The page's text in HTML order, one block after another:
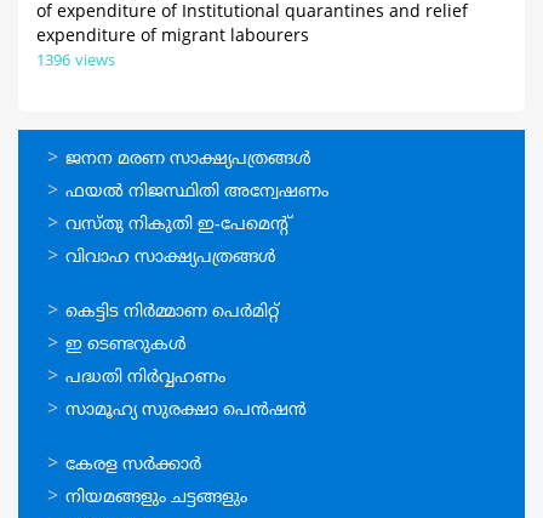
of expenditure of Institutional quarantines and relief
expenditure of migrant labourers
1396 views
ഓണ്‍ലൈന്‍
സേവനങ്ങള്‍
ജനന മരണ സാക്ഷ്യപത്രങ്ങള്‍
ഫയല്‍ നിജസ്ഥിതി അന്വേഷണം
വസ്തു നികുതി ഇ-പേമെന്റ്
വിവാഹ സാക്ഷ്യപത്രങ്ങള്‍
ഓണ്‍ലൈന്‍
സേവനങ്ങള്‍
കെട്ടിട നിര്‍മ്മാണ പെര്‍മിറ്റ്‌
ഇ ടെണ്ടറുകള്‍
പദ്ധതി നിര്‍വ്വഹണം
സാമൂഹ്യ സുരക്ഷാ പെന്‍ഷന്‍
ഉപയോഗപ്രദമായ
കണ്ണികള്‍
കേരള സര്‍ക്കാര്‍
നിയമങ്ങളും ചട്ടങ്ങളും